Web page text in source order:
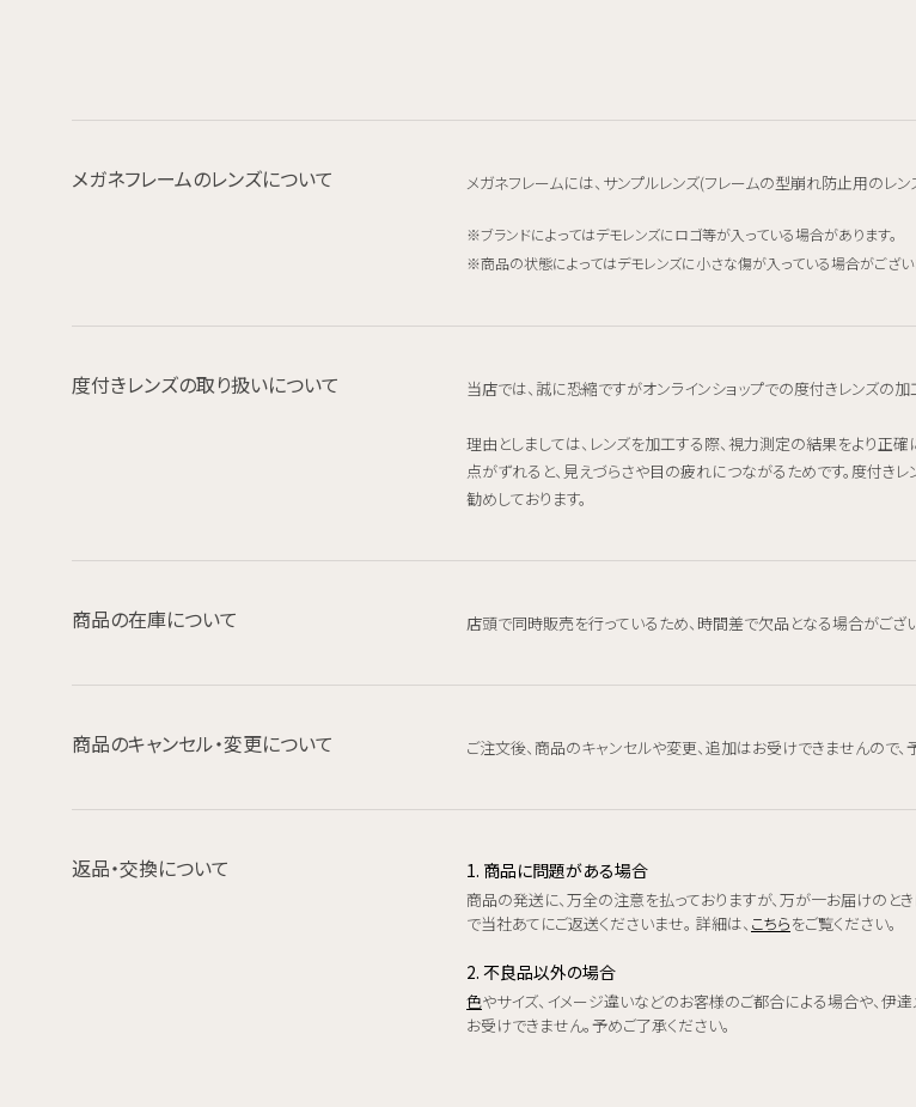
メガネフレームのレンズについて メガネフレームには、サンプルレンズ(フレームの型崩れ防止用のレ
ブランドによってはデモレンズにロゴ等が入っている場合があります。
商品の状態によってはデモレンズに小さな傷が入っている場合がござ
度付きレンズの取り扱いについて 当店では、誠に恐縮ですがオンラインショップでの度付きレンズの加
理由としましては、レンズを加工する際、視力測定の結果をより正
点がずれると、見えづらさや目の疲れにつながるためです。度付き
勧めしております。
商品の在庫について 店頭で同時販売を行っているため、時間差で欠品となる場合がござい
商品のキャンセル・変更について ご注文後、商品のキャンセルや変更、追加はお受けできませんので、
返品・交換について 1. 商品に問題がある場合
商品の発送に、万全の注意を払っておりますが、万が一お届けの
で当社あてにご返送くださいませ。 詳細は、 こちらをご覧ください。
2. 不良品以外の場合
色やサイズ、イメージ違いなどのお客様のご都合による場合や、伊
お受けできません。予めご了承ください。